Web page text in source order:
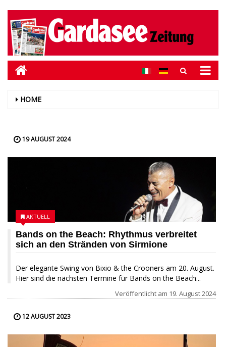
HOME
19 AUGUST 2024
Bands on the Beach: Rhythmus verbreitet
sich an den Stränden von Sirmione
Der elegante Swing von Bixio & the Crooners am 20. August.
Hier sind die nächsten Termine für Bands on the Beach...
AKTUELL
Veröffentlicht am 19. August 2024
12 AUGUST 2023